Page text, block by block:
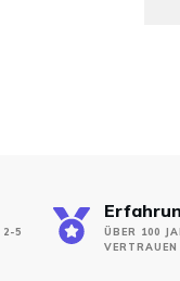
2-5
ÜBER 100